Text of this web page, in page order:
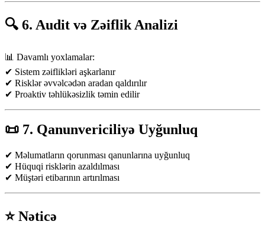
🔍 6. Audit və Zəiflik Analizi
📊 Davamlı yoxlamalar:
✔ Sistem zəiflikləri aşkarlanır
✔ Risklər əvvəlcədən aradan qaldırılır
✔ Proaktiv təhlükəsizlik təmin edilir
📜 7. Qanunvericiliyə Uyğunluq
✔ Məlumatların qorunması qanunlarına uyğunluq
✔ Hüquqi risklərin azaldılması
✔ Müştəri etibarının artırılması
⭐ Nəticə